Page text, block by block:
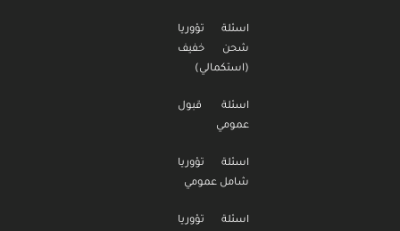
اسئلة تؤوريا
شحن خفيف
(استكمالي)
اسئلة قبول
عمومي
اسئلة تؤوريا
شامل عمومي
اسئلة تؤوريا